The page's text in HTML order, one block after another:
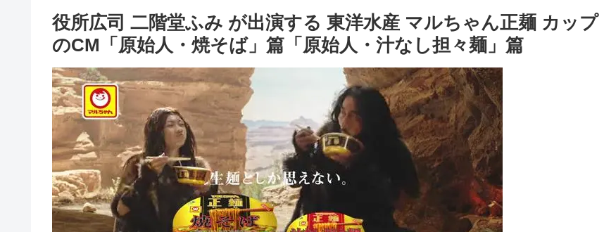
役所広司 二階堂ふみ が出演する 東洋水産 マルちゃん正麺 カップ
のCM「原始人・焼そば」篇「原始人・汁なし担々麺」篇